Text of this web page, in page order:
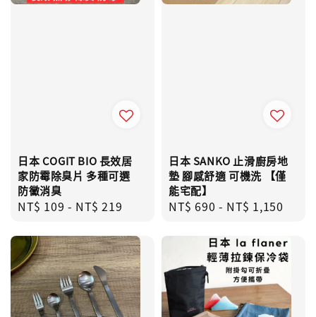
日本 COGIT BIO 長效居
家防霉除臭片 多種可選
防黴消臭
Regular
NT$ 109 - NT$ 219
日本 SANKO 止滑廚房地
墊 腳感舒適 可機洗 【僅
能宅配】
Regular
NT$ 690 - NT$ 1,150